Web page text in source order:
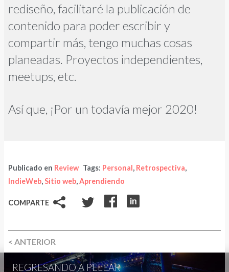
rediseño, facilitaré la publicación de
contenido para poder escribir y
compartir más, tengo muchas cosas
planeadas. Proyectos independientes,
meetups, etc.
Así que, ¡Por un todavía mejor 2020!
Publicado en Review Tags: Personal, Retrospectiva,
IndieWeb,Sitio web,Aprendiendo
COMPARTE
< ANTERIOR
REGRESANDO A PELEAR